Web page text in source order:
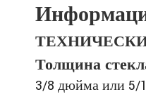
Толщина
3/8 дюйма или 5/